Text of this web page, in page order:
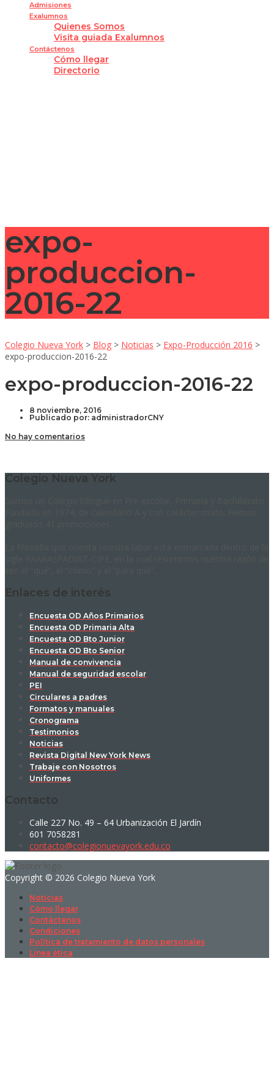
Admisiones
Exalumnos
Quienes Somos
Visita guiada Exalumnos
Contáctenos
Cómo llegar
Directorio
expo-
produccion-
2016-22
Colegio Nueva York > Blog > Noticias > Expo-Producción 2016 >
expo-produccion-2016-22
expo-produccion-2016-22
8 noviembre, 2016
Publicado por: administradorCNY
No hay comentarios
Colegio Nueva York
Enlaces de interés
Encuesta OD Años Primarios
Encuesta OD Primaria Alta
Encuesta OD Bto Junior
Encuesta OD Bto Senior
Manual de convivencia
Manual de seguridad escolar
PEI
Circulares a padres
Formatos y manuales
Cronograma
Testimonios
Noticias
Revista Digital New York News
Trabaje con Nosotros
Uniformes
Contacto
Calle 227 No. 49 – 64 Urbanización El Jardín
601 7058281
contacto@colegionuevayork.edu.co
Copyright © 2026 Colegio Nueva York
Noticias
Cómo llegar
Contáctenos
Condiciones
Política de tratamiento de datos personales
Línea ética